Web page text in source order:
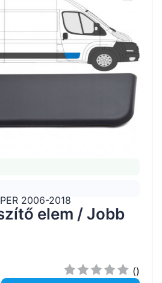
2006-2018
elem / Jobb
()